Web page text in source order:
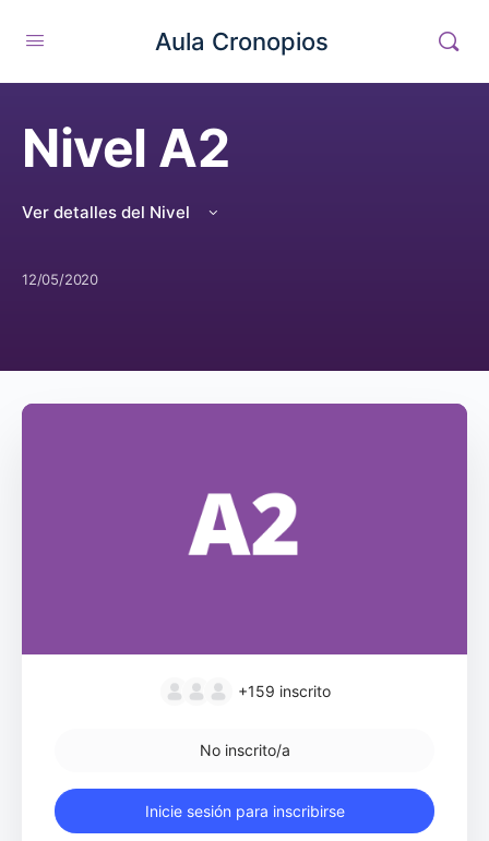
Aula Cronopios
Nivel A2
Ver detalles del Nivel
12/05/2020
+159 inscrito
No inscrito/a
Inicie sesión para inscribirse